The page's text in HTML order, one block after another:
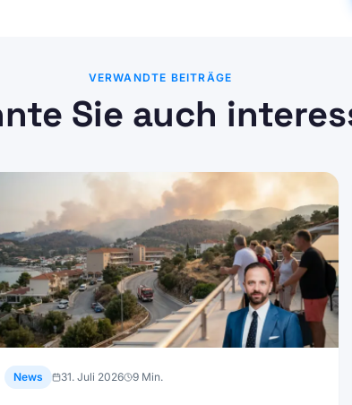
VERWANDTE BEITRÄGE
Sie auch
News 31. Juli 2026 9 Min.